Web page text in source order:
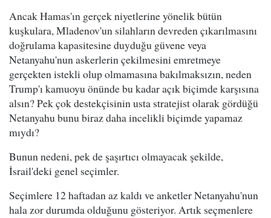
Ancak Hamas'ın gerçek niyetlerine yönelik bütün
kuşkulara, Mladenov'un silahların devreden çıkarılmasını
doğrulama kapasitesine duyduğu güvene veya
Netanyahu'nun askerlerin çekilmesini emretmeye
gerçekten istekli olup olmamasına bakılmaksızın, neden
Trump'ı kamuoyu önünde bu kadar açık biçimde karşısına
alsın? Pek çok destekçisinin usta stratejist olarak gördüğü
Netanyahu bunu biraz daha incelikli biçimde yapamaz
mıydı?
Bunun nedeni, pek de şaşırtıcı olmayacak şekilde,
İsrail'deki genel seçimler.
Seçimlere 12 haftadan az kaldı ve anketler Netanyahu'nun
hala zor durumda olduğunu gösteriyor. Artık seçmenlere